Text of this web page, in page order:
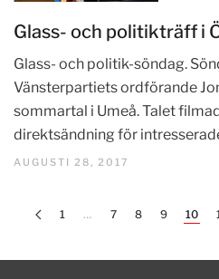
Glass- och politikträff i
Glass- och politik-söndag.
Vänsterpartiets ordförande
sommartal i Umeå. Talet
direktsändning för
AUGUSTI 28, 2017
1 … 7 8 9 10